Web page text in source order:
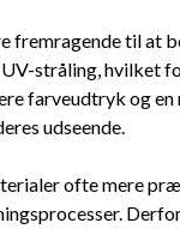
til at
stråling, hvilket
farveudtryk og
udseende.
ofte mere